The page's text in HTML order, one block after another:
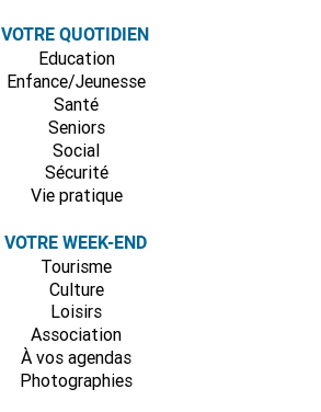
VOTRE QUOTIDIEN
Education
Enfance/Jeunesse
Santé
Seniors
Social
Sécurité
Vie pratique
VOTRE WEEK-END
Tourisme
Culture
Loisirs
Association
À vos agendas
Photographies